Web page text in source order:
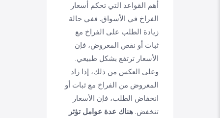
أهم القواعد التي تحكم أسعار
الفراخ في الأسواق. ففي حالة
زيادة الطلب على الفراخ مع
ثبات أو نقص المعروض، فإن
الأسعار ترتفع بشكل طبيعي.
وعلى العكس من ذلك، إذا زاد
المعروض من الفراخ مع ثبات أو
انخفاض الطلب، فإن الأسعار
تنخفض. هناك عدة عوامل تؤثر